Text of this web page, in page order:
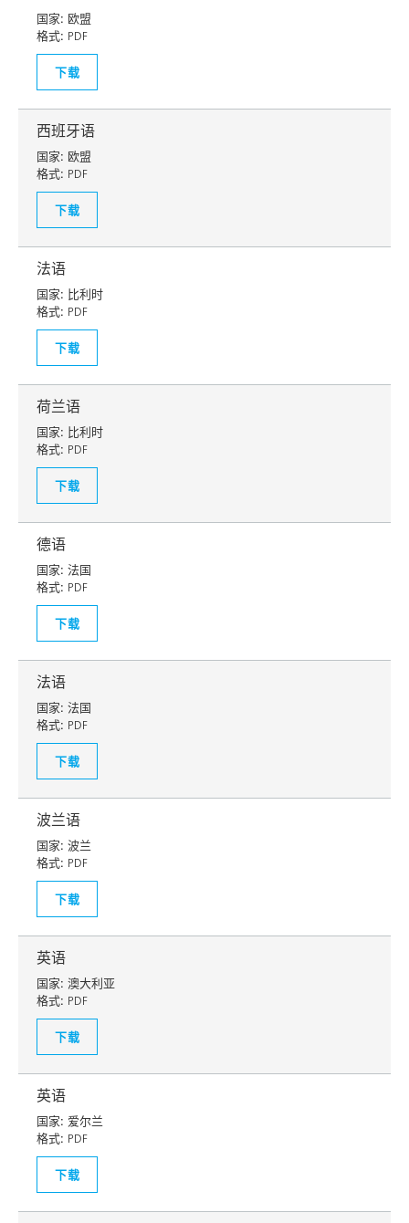
国家: 欧盟
格式: PDF
下载
西班牙语
国家: 欧盟
格式: PDF
下载
法语
国家: 比利时
格式: PDF
下载
荷兰语
国家: 比利时
格式: PDF
下载
德语
国家: 法国
格式: PDF
下载
法语
国家: 法国
格式: PDF
下载
波兰语
国家: 波兰
格式: PDF
下载
英语
国家: 澳大利亚
格式: PDF
下载
英语
国家: 爱尔兰
格式: PDF
下载